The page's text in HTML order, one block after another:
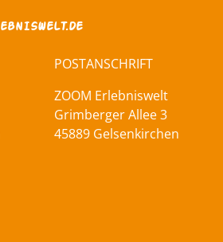
POSTANSCHRIFT
ZOOM Erlebniswelt
Grimberger Allee 3
45889 Gelsenkirchen